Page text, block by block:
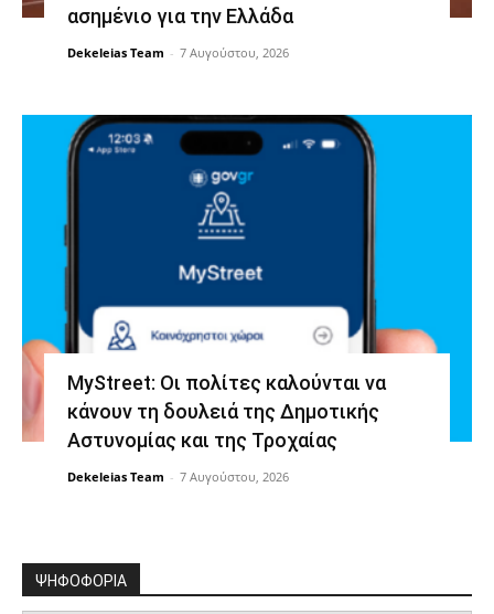
ασημένιο για την Ελλάδα
Dekeleias Team - 7 Αυγούστου, 2026
MyStreet: Οι πολίτες καλούνται να
κάνουν τη δουλειά της Δημοτικής
Αστυνομίας και της Τροχαίας
Dekeleias Team - 7 Αυγούστου, 2026
ΨΗΦΟΦΟΡΙΑ